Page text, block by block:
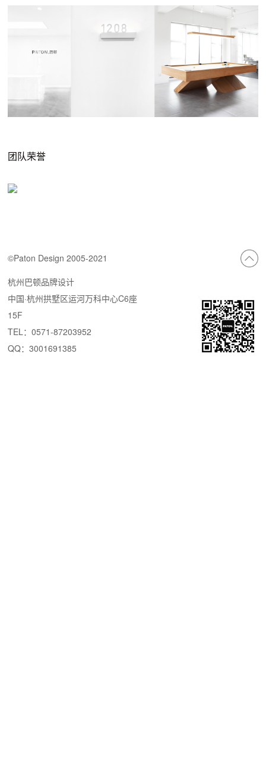
团队荣誉
©Paton Design 2005-2021
杭州巴顿品牌设计
中国·杭州拱墅区运河万科中心C6座
15F
TEL：0571-87203952
QQ：3001691385